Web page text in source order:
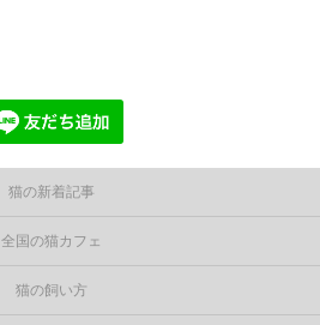
猫の新着記事
全国の猫カフェ
猫の飼い方